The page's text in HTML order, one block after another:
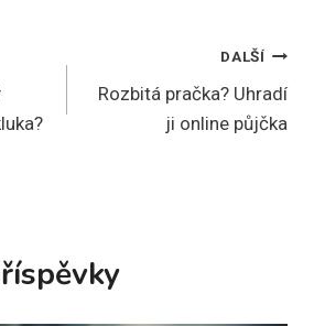
DALŠÍ
Rozbitá pračka? Uhradí
ji online půjčka